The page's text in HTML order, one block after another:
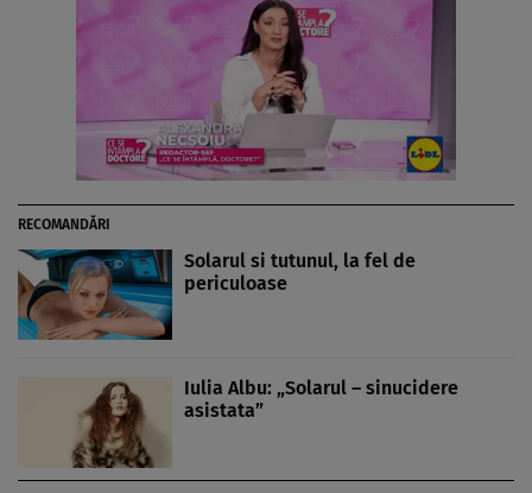
RECOMANDĂRI
Solarul si tutunul, la fel de
periculoase
Iulia Albu: „Solarul – sinucidere
asistata”